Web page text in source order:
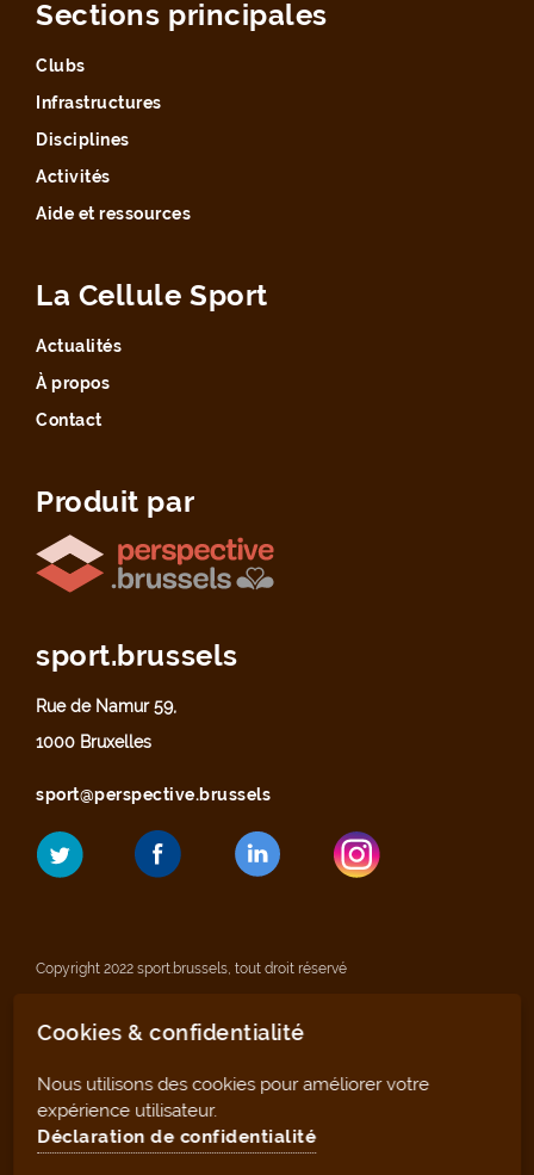
Sections principales
Clubs
Infrastructures
Disciplines
Activités
Aide et ressources
La Cellule Sport
Actualités
À propos
Contact
Produit par
sport.brussels
Rue de Namur 59,
1000 Bruxelles
sport@perspective.brussels
Copyright 2022 sport.brussels, tout droit réservé
Mentions légales
Déclaration de confidentialité
Plan du site
Cookies & confidentialité
Nous utilisons des cookies pour améliorer votre
expérience utilisateur.
Déclaration de confidentialité